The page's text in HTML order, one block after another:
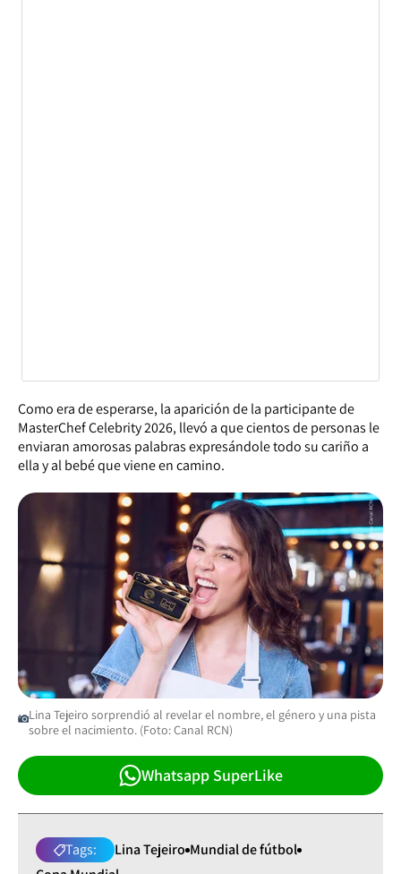
Como era de esperarse, la aparición de la participante de
MasterChef Celebrity 2026, llevó a que cientos de personas le
enviaran amorosas palabras expresándole todo su cariño a
ella y al bebé que viene en camino.
Lina Tejeiro sorprendió al revelar el nombre, el género y una pista
sobre el nacimiento. (Foto: Canal RCN)
Whatsapp SuperLike
Tags: Lina Tejeiro Mundial de fútbol